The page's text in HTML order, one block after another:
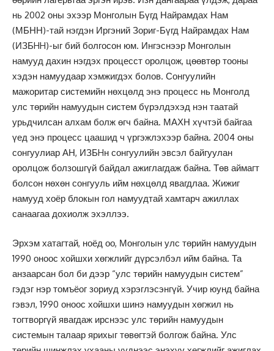
нь 2002 оны эхээр Монголын Бүгд Найрамдах Нам
(МБНН)-тай нэгдэн Иргэний Зориг-Бүгд Найрамдах Нам
(ИЗБHH)-ыг бий болгосон юм. Ингэснээр Монголын
намууд дахин нэгдэх процесст оролцож, цөөвтөр тооны
хэдэн намуудаар хэмжигдэх болов. Сонгуулийн
мажоритар системийн нөхцөлд энэ процесс нь Монголд
улс төрийн намуудын систем бүрэлдэхэд нэн таатай
урьдчилсан алхам болж өгч байна. МАХН хүчтэй байгаа
үед энэ процесс цаашид ч үргэжлэхээр байна. 2004 оны
сонгуулиар АН, ИЗБHн сонгуулийн эвсэл байгуулан
оролцож болзошгүй байдал ажиглагдаж байна. Төв аймагт
болсон нөхөн сонгууль ийм нөхцөлд явагдлаа. Жижиг
намууд хоёр блокын гол намуудтай хамтарч ажиллах
санаагаа дохиолж эхэллээ.
Эрхэм хатагтай, ноёд оо, Монголын улс төрийн намуудын
1990 оноос хойшхи хөгжлийг дүрсэлбэл ийм байна. Та
анзаарсан бол би дээр “улс төрийн намуудын систем”
гэдэг нэр томъёог зориуд хэрэглэсэнгүй. Учир юунд байна
гэвэл, 1990 оноос хойшхи шинэ намуудын хөгжил нь
тогтворгүй явагдаж ирснээс улс төрийн намуудын
системын талаар ярихыг төвөгтэй болгож байна. Улс